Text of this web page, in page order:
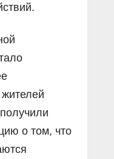
о том, что